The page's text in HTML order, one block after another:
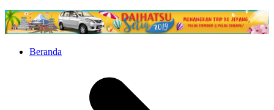
Beranda